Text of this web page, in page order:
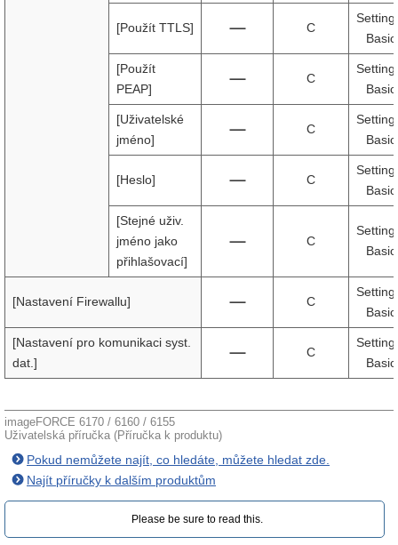
[Použít TTLS] C
[Použít
PEAP]
C
[Uživatelské
jméno]
C
[Heslo] C
[Stejné uživ.
jméno jako
přihlašovací]
C
[Nastavení Firewallu] C
[Nastavení pro komunikaci syst.
dat.]
C
imageFORCE 6170 / 6160 / 6155
Uživatelská příručka (Příručka k produktu)
Pokud nemůžete najít, co hledáte, můžete hledat zde.
Najít příručky k dalším produktům
Please be sure to read this.‎